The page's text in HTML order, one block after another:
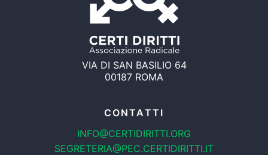
VIA DI SAN BASILIO 64
00187 ROMA
CONTATTI
INFO@CERTIDIRITTI.ORG
SEGRETERIA@PEC.CERTIDIRITTI.IT